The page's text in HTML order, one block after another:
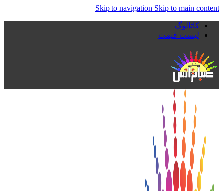
Skip to navigation Skip to main content
کاتالوگ
لیست قیمت